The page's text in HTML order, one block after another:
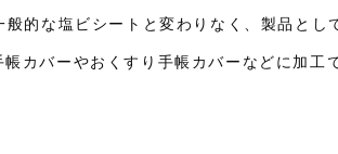
的な塩ビシートと変わりなく、製品とし
カバーやおくすり手帳カバーなどに加工